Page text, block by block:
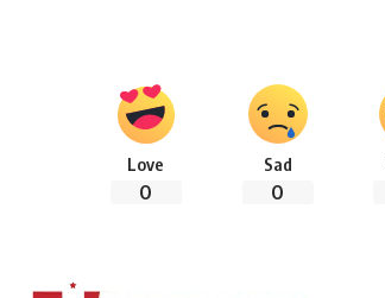
Love
0
Sad
0